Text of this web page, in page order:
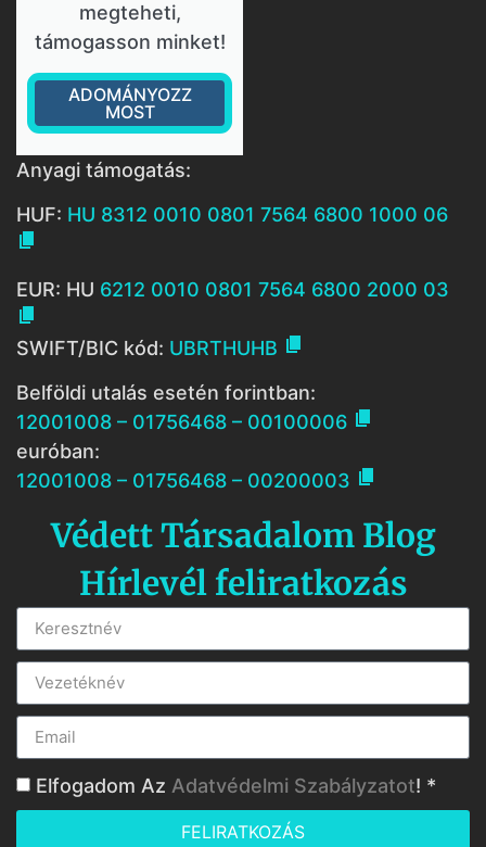
megteheti,
támogasson minket!
ADOMÁNYOZZ
MOST
Anyagi támogatás:
HUF: HU 8312 0010 0801 7564 6800 1000 06

EUR: HU 6212 0010 0801 7564 6800 2000 03

SWIFT/BIC kód: UBRTHUHB 
Belföldi utalás esetén forintban:
12001008 – 01756468 – 00100006 
euróban:
12001008 – 01756468 – 00200003 
Védett Társadalom Blog
Hírlevél feliratkozás
Elfogadom Az Adatvédelmi Szabályzatot! *
FELIRATKOZÁS